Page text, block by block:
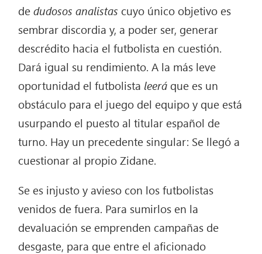
dedudosos analistas cuyo único objetivo es
sembrar discordia y, a poder ser, generar
descrédito hacia el futbolista en cuestión.
Dará igual su rendimiento. A la más leve
oportunidad el futbolista leerá que es un
obstáculo para el juego del equipo y que está
usurpando el puesto al titular español de
turno. Hay un precedente singular: Se llegó a
cuestionar al propio Zidane.
Se es injusto y avieso con los futbolistas
venidos de fuera. Para sumirlos en la
devaluación se emprenden campañas de
desgaste, para que entre el aficionado